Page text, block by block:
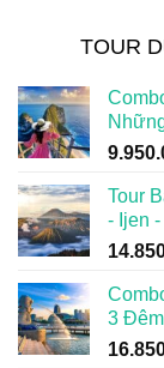
TOUR
Tour
- Ijen
3 Đêm